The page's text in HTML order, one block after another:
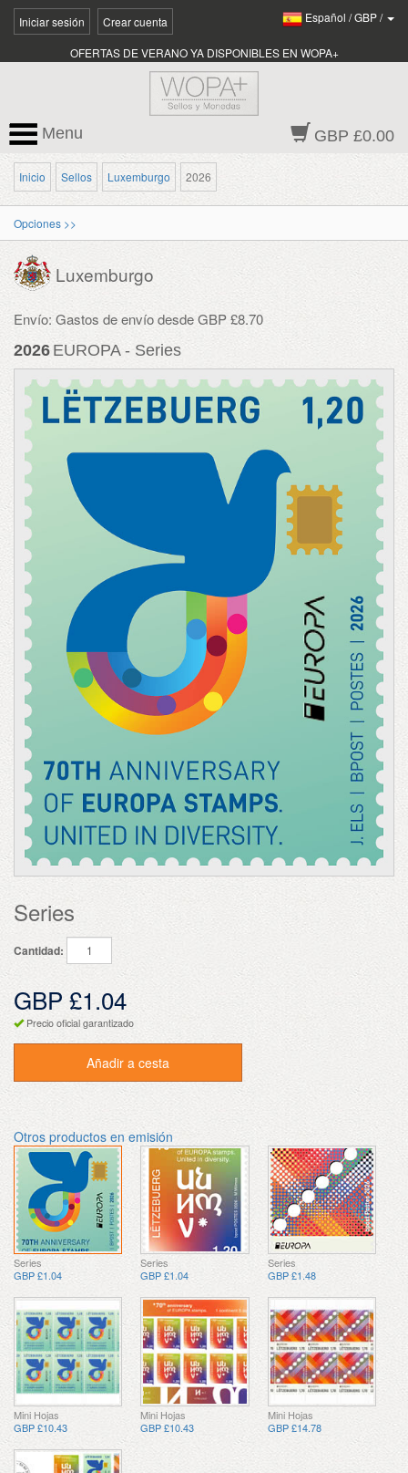
Iniciar sesión Crear cuenta Español /GBP/
OFERTAS DE VERANO YA DISPONIBLES EN WOPA+
GBP £0.00
Menu
Inicio Sellos Luxemburgo 2026
Opciones >>
Luxemburgo
Envío: Gastos de envío desde GBP £8.70
2026 EUROPA - Series
Series
Cantidad:
GBP £1.04
Precio oficial garantizado
Añadir a cesta
Otros productos en emisión
Series
GBP £1.04
Series
GBP £1.04
Series
GBP £1.48
Mini Hojas
GBP £10.43
Mini Hojas
GBP £10.43
Mini Hojas
GBP £14.78